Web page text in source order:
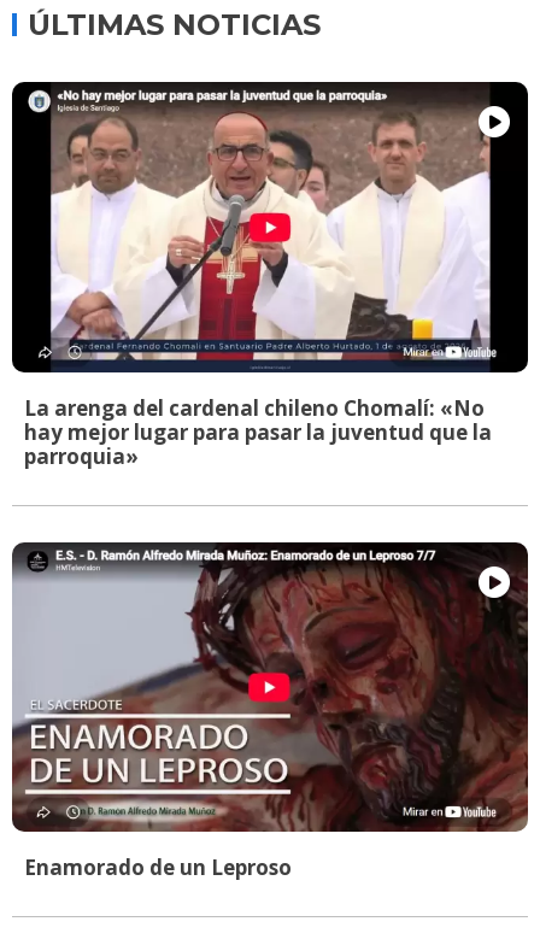
ÚLTIMAS NOTICIAS
La arenga del cardenal chileno Chomalí: «No
hay mejor lugar para pasar la juventud que la
parroquia»
Enamorado de un Leproso